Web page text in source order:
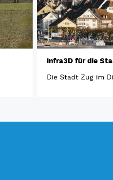
infra3D für die
Die Stadt Zug im